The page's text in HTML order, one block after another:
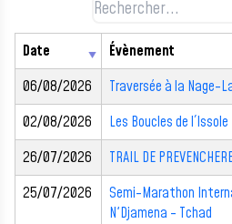
Date
Évènement
06/08/2026
Traversée à la Nage-
02/08/2026
Les Boucles de l´Issole
26/07/2026
TRAIL DE
25/07/2026
Semi-Marathon
N'Djamena - Tchad